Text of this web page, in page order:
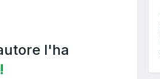
l'ha